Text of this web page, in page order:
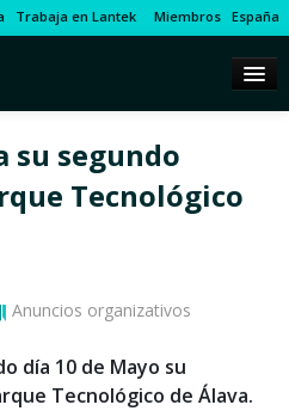
Trabaja en Lantek Miembros España
su segundo
Tecnológico
Anuncios organizativos
día 10 de Mayo su
Tecnológico de Álava.